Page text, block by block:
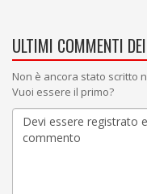
ULTIMI COMMENTI
Non è ancora stato scritto
Vuoi essere il primo?